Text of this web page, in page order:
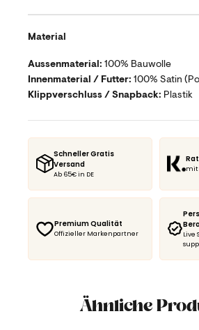
Material
Aussenmaterial: 100% Bauwolle
Innenmaterial / Futter: 100% Satin
Klippverschluss / Snapback: Plastik
Schneller Gratis
Versand
Ab 65€ in DE
mit
Premium Qualität
Offizieller Markenpartner
Live
Ähnliche